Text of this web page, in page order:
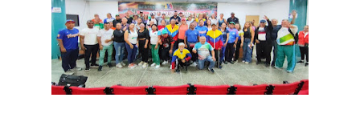
Mérida impulsa desarrollo económico con taller de
Fomficc consolida alianzas e impulsa la economía
Niños de Estudiantes de Mérida sembraron 110